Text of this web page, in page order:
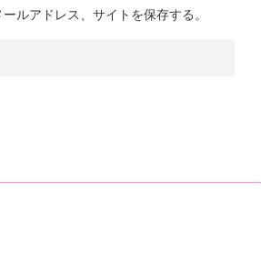
ルアドレス、サイトを保存する。